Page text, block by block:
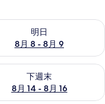
明日
8月 8 - 8月 9
日 8月 8 - 8月 9的可訂
下週末
8月 14 - 8月 16
末 8月 14 - 8月 16的